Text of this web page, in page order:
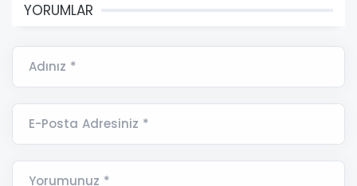
YORUMLAR
Adınız *
E-Posta Adresiniz *
Yorumunuz *